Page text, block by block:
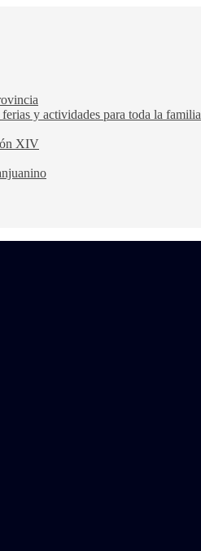
y actividades para toda la familia
XIV